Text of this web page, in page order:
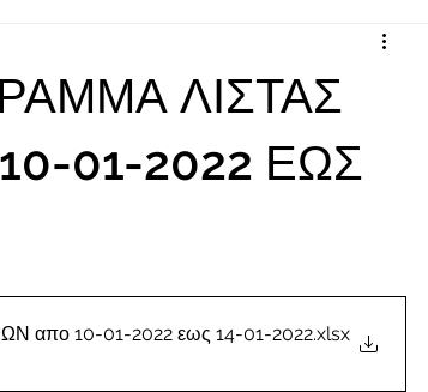
ΛΙΣΤΑΣ
01-2022 ΕΩΣ
ΛΙΣΤΕΣ ΠΡΟΓΡΑΜΜΑΤΙΣΜΕΝΩΝ ΧΕΙΡΟΥΡΓΕΙΩΝ απο 10-01-2022 εως 14-01-2022.xlsx